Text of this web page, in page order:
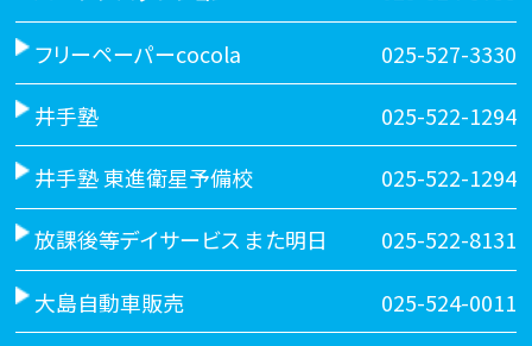
フリーペーパーcocola 025-527-3330
井手塾 025-522-1294
井手塾 東進衛星予備校 025-522-1294
放課後等デイサービス また明日 025-522-8131
大島自動車販売 025-524-0011